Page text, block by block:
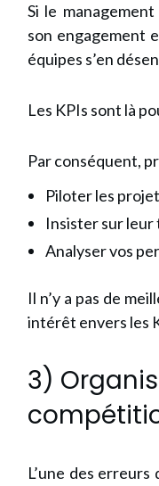
Si le
son engagement
équipes s’en
Les KPIs sont là
Par conséquent,
Piloter les
Insister sur leur
Analyser vos
Il n’y a pas de
intérêt envers les
3)
L’une des